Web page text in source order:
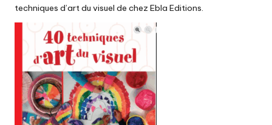
techniques d’art du visuel de chez Ebla Editions.